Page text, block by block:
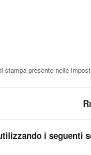
presente nelle
i seguenti